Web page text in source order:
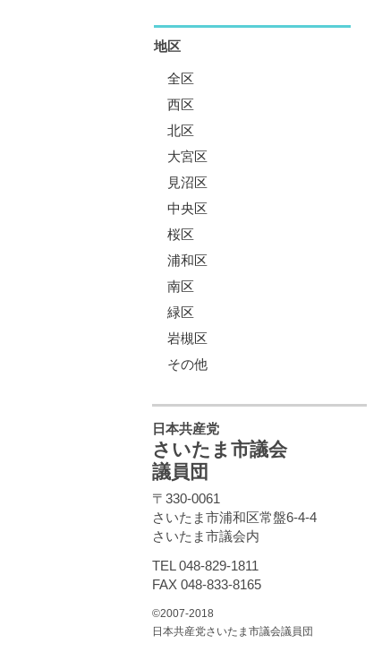
地区
全区
西区
北区
大宮区
見沼区
中央区
桜区
浦和区
南区
緑区
岩槻区
その他
日本共産党
さいたま市議会
議員団
〒330-0061
さいたま市浦和区常盤6-4-4
さいたま市議会内
TEL 048-829-1811
FAX 048-833-8165
©2007-2018
日本共産党さいたま市議会議員団